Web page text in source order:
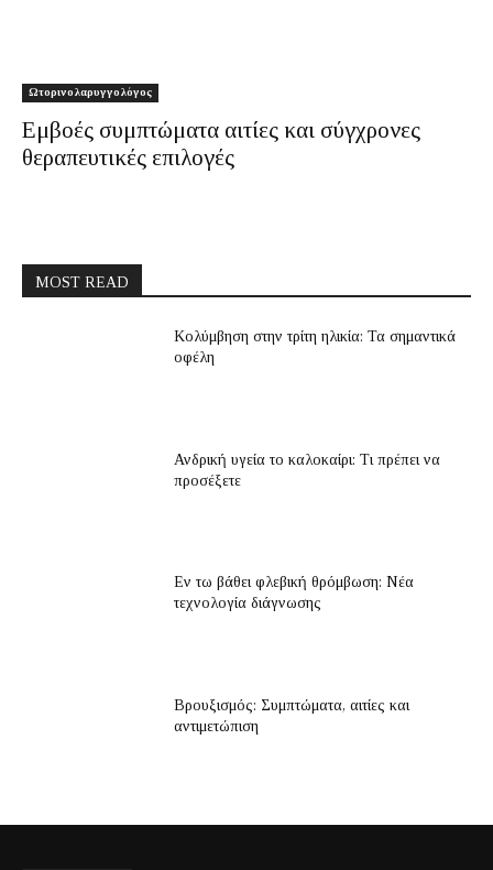
Ωτορινολαρυγγολόγος
Εμβοές συμπτώματα αιτίες και σύγχρονες
θεραπευτικές επιλογές
MOST READ
Κολύμβηση στην τρίτη ηλικία: Τα σημαντικά
οφέλη
Ανδρική υγεία το καλοκαίρι: Τι πρέπει να
προσέξετε
Εν τω βάθει φλεβική θρόμβωση: Νέα
τεχνολογία διάγνωσης
Βρουξισμός: Συμπτώματα, αιτίες και
αντιμετώπιση